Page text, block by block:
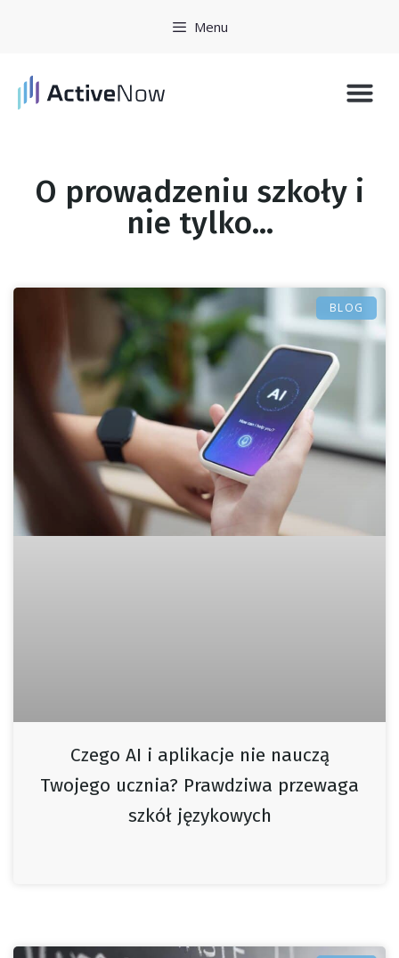
Menu
O prowadzeniu szkoły i
nie tylko...
BLOG
Czego AI i aplikacje nie nauczą
Twojego ucznia? Prawdziwa przewaga
szkół językowych